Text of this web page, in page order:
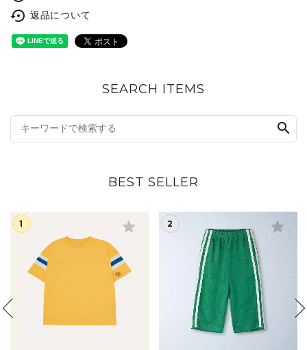
settings_backup_restore 返品について
SEARCH ITEMS
search
BEST SELLER
star star